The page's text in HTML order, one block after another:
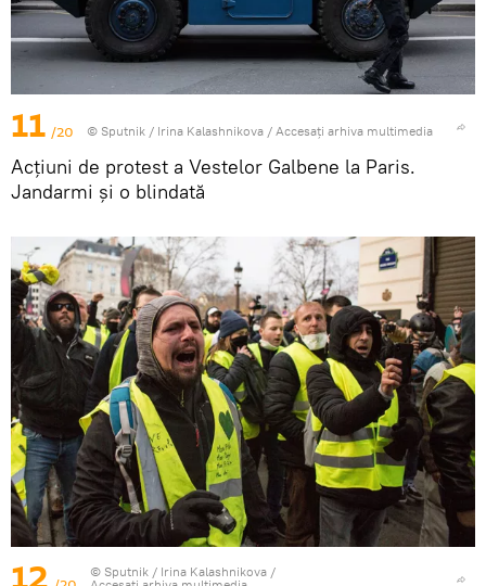
11 /20 © Sputnik / Irina Kalashnikova / Accesați arhiva multimedia
Acțiuni de protest a Vestelor Galbene la Paris.
Jandarmi și o blindată
© Sputnik / Irina Kalashnikova /